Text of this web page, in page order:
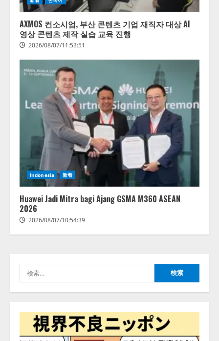
AXMOS 컨소시엄, 부산 콘텐츠 기업 재직자 대상 AI
영상 콘텐츠 제작 실습 교육 진행
2026/08/07/11:53:51
Indonesia 新着
Huawei Jadi Mitra bagi Ajang GSMA M360 ASEAN
2026
2026/08/07/10:54:39
索:
AI駆動開発の推進に向けて
「TinhVan Technologies JSC.」と業
務提携
2026/08/06/14:54:32
藤原竜也がAIで組織の改善点を見
抜く！ SKYSEA Client View 新テ
レビCM公開！ 新オプション！ AI
が組織の業務実態を分析し労務改
善を支援。 藤原竜也メイキング
動画公開 「もしAIが自分を分析し
ある」「昨年の夏はカブトムシを
アシストAIテラス、ガバナンス機
供開始
5
務系70事務所×5つのAIで実態調査
を実施
2026/08/06/11:53:44